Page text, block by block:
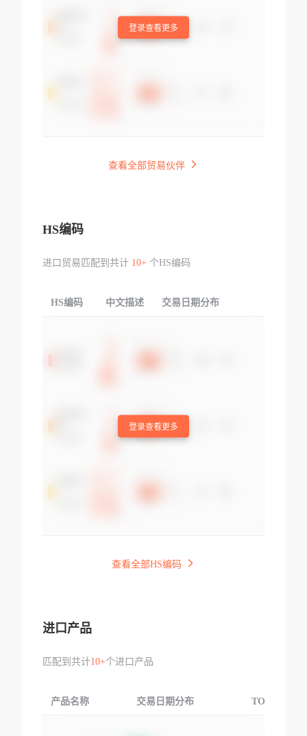
登录查看更多
查看全部贸易伙伴
HS编码
进口贸易匹配到共计 10+个HS编码
HS编码 中文描述 交易日期分布
登录查看更多
查看全部HS编码
进口产品
匹配到共计10+个进口产品
产品名称 交易日期分布 TOP3交易国